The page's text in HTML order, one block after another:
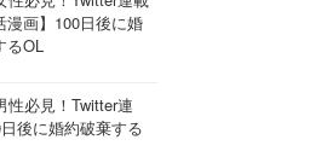
漫画】100日後に婚
るOL
性必見！Twitter連
後に婚約破棄する